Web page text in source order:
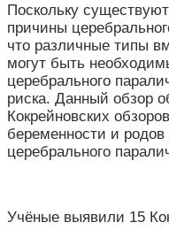
Поскольку
причины
что различные типы
могут быть
церебрального
риска. Данный обзор
Кокрейновских
беременности и
церебрального
Учёные выявили 15